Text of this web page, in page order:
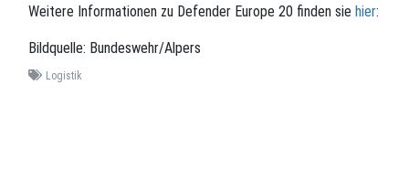
Weitere Informationen zu Defender Europe 20 finden sie hier:
Bildquelle: Bundeswehr/Alpers
Logistik